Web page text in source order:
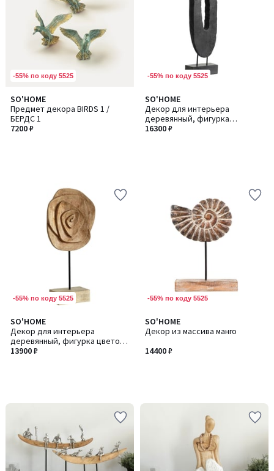
-55% по коду 5525
SO'HOME
Предмет декора BIRDS 1 /
БЕРДС 1
7200 ₽
-55% по коду 5525
SO'HOME
Декор для интерьера
деревянный, фигурка
абстракция из манго
16300 ₽
-55% по коду 5525
SO'HOME
Декор для интерьера
деревянный, фигурка цветок
из манго
13900 ₽
-55% по коду 5525
SO'HOME
Декор из массива манго
14400 ₽